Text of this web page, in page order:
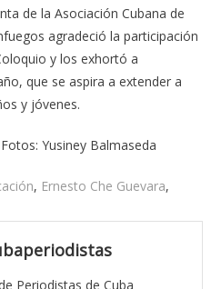
de la Asociación Cubana de
agradeció la participación
y los exhortó a
que se aspira a extender a
y jóvenes.
Yusiney Balmaseda
, Ernesto Che Guevara,
Periodistas de Cuba